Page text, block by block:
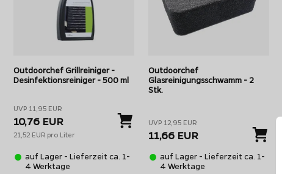
Outdoorchef Grillreiniger -
Desinfektionsreiniger - 500 ml
UVP 11,95 EUR
10,76 EUR
21,52 EUR pro Liter
auf Lager - Lieferzeit ca. 1-
4 Werktage
Outdoorchef
Glasreinigungsschwamm - 2
Stk.
UVP 12,95 EUR
11,66 EUR
auf Lager - Lieferzeit ca. 1-
4 Werktage